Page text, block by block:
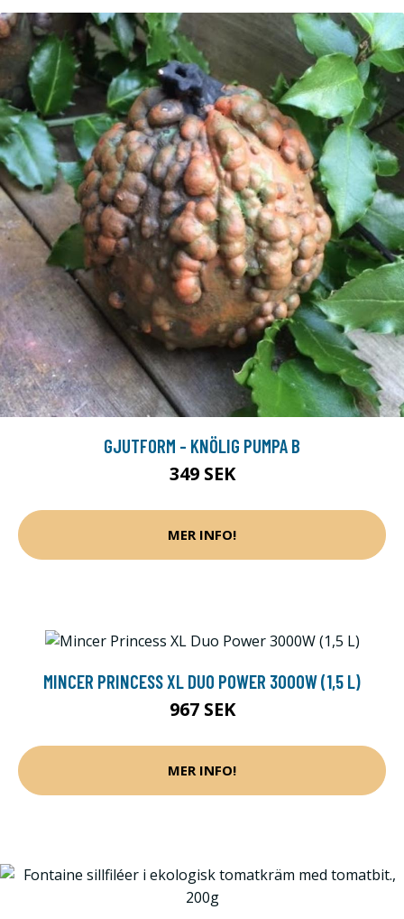
GJUTFORM - KNÖLIG PUMPA B
349 SEK
MER INFO!
MINCER PRINCESS XL DUO POWER 3000W (1,5 L)
967 SEK
MER INFO!